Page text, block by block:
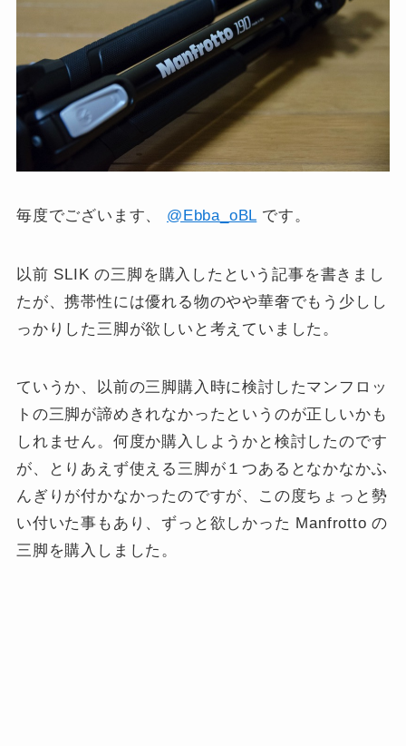
毎度でございます、 @Ebba_oBL です。
以前 SLIK の三脚を購入したという記事を書きまし
たが、携帯性には優れる物のやや華奢でもう少しし
っかりした三脚が欲しいと考えていました。
ていうか、以前の三脚購入時に検討したマンフロッ
トの三脚が諦めきれなかったというのが正しいかも
しれません。何度か購入しようかと検討したのです
が、とりあえず使える三脚が１つあるとなかなかふ
んぎりが付かなかったのですが、この度ちょっと勢
い付いた事もあり、ずっと欲しかった Manfrotto の
三脚を購入しました。